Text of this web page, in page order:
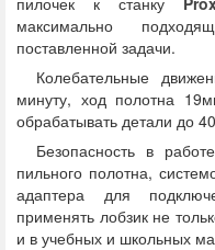
максимально
поставленной задачи.
Колебательные
минуту, ход полотна
обрабатывать детали до
Безопасность в
пильного полотна,
адаптера для
применять лобзик не
и в учебных и школьных